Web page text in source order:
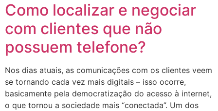
Como localizar e negociar
com clientes que não
possuem telefone?
Nos dias atuais, as comunicações com os clientes veem
se tornando cada vez mais digitais – isso ocorre,
basicamente pela democratização do acesso à internet,
o que tornou a sociedade mais “conectada”. Um dos